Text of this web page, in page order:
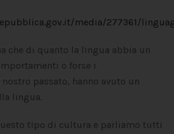
media/277361/
che di quanto la lingua abbia un
o forse i
passato, hanno avuto un
lingua.
tipo di cultura e parliamo tutti